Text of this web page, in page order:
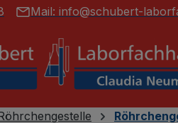
springen
Mail: info@schubert-